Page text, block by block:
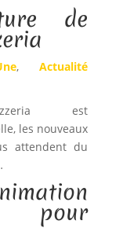
de
,Actualité
est
les nouveaux
attendent du
pour